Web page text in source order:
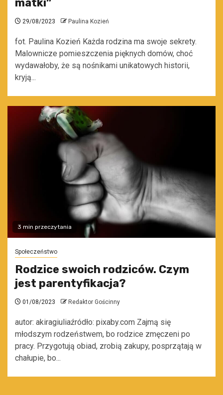
matki”
29/08/2023 Paulina Kozień
fot. Paulina Kozień Każda rodzina ma swoje sekrety.
Malownicze pomieszczenia pięknych domów, choć
wydawałoby, że są nośnikami unikatowych historii,
kryją...
3 min przeczytania
Społeczeństwo
Rodzice swoich rodziców. Czym
jest parentyfikacja?
01/08/2023 Redaktor Gościnny
autor: akiragiuliaźródło: pixaby.com Zajmą się
młodszym rodzeństwem, bo rodzice zmęczeni po
pracy. Przygotują obiad, zrobią zakupy, posprzątają w
chałupie, bo...